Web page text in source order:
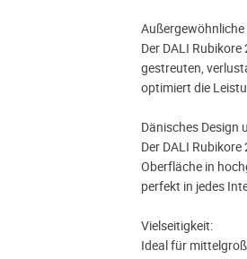
Der DALI
gestreuten,
optimiert die
Dänisches Design
Der DALI
Oberfläche in
perfekt in jedes
Vielseitigkeit:
Ideal für